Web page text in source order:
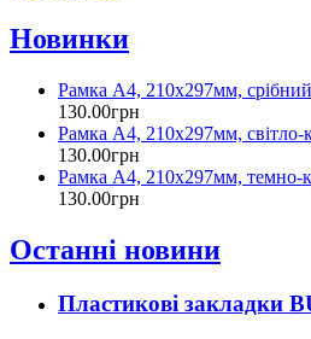
Новинки
Рамка А4, 210х297мм, срібний
130.00грн
Рамка А4, 210х297мм, світло-
130.00грн
Рамка А4, 210х297мм, темно-
130.00грн
Останні новини
Пластикові закладки